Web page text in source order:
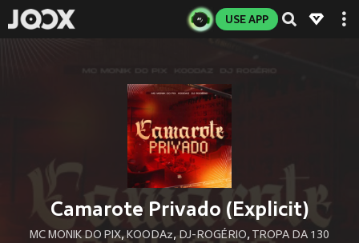
USE APP
Camarote Privado (Explicit)
MC MONIK DO PIX,KOODAz, DJ-ROGÉRIO, TROPA DA 130